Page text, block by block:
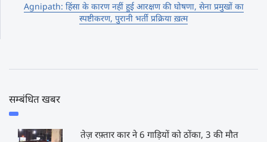
Agnipath: हिंसा के कारण नहीं हुई आरक्षण की घोषणा, सेना प्रमुखों का
स्पष्टीकरण, पुरानी भर्ती प्रक्रिया ख़त्म
सम्बंधित खबर
तेज़ रफ़्तार कार ने 6 गाड़ियों को ठोंका, 3 की मौत